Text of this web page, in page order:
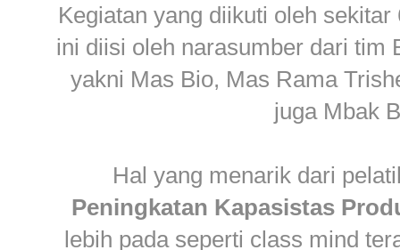
Kegiatan yang diikuti oleh
ini diisi oleh narasumber dari tim
yakni Mas Bio, Mas Rama
juga Mbak
Hal yang menarik dari
Peningkatan Kapasistas
lebih pada seperti class mind